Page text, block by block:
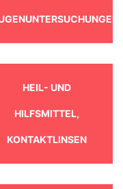
HEIL- UND
HILFSMITTEL,
KONTAKTLINSEN